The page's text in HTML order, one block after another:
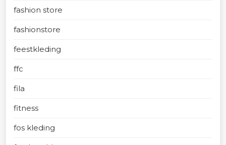
fashion store
fashionstore
feestkleding
ffc
fila
fitness
fos kleding